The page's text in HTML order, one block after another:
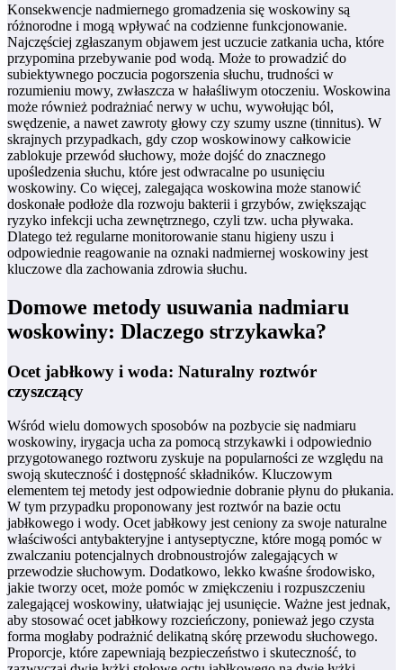
Konsekwencje nadmiernego gromadzenia się woskowiny są
różnorodne i mogą wpływać na codzienne funkcjonowanie.
Najczęściej zgłaszanym objawem jest uczucie zatkania ucha, które
przypomina przebywanie pod wodą. Może to prowadzić do
subiektywnego poczucia pogorszenia słuchu, trudności w
rozumieniu mowy, zwłaszcza w hałaśliwym otoczeniu. Woskowina
może również podrażniać nerwy w uchu, wywołując ból,
swędzenie, a nawet zawroty głowy czy szumy uszne (tinnitus). W
skrajnych przypadkach, gdy czop woskowinowy całkowicie
zablokuje przewód słuchowy, może dojść do znacznego
upośledzenia słuchu, które jest odwracalne po usunięciu
woskowiny. Co więcej, zalegająca woskowina może stanowić
doskonałe podłoże dla rozwoju bakterii i grzybów, zwiększając
ryzyko infekcji ucha zewnętrznego, czyli tzw. ucha pływaka.
Dlatego też regularne monitorowanie stanu higieny uszu i
odpowiednie reagowanie na oznaki nadmiernej woskowiny jest
kluczowe dla zachowania zdrowia słuchu.
Domowe metody usuwania nadmiaru
woskowiny: Dlaczego strzykawka?
Ocet jabłkowy i woda: Naturalny roztwór
czyszczący
Wśród wielu domowych sposobów na pozbycie się nadmiaru
woskowiny, irygacja ucha za pomocą strzykawki i odpowiednio
przygotowanego roztworu zyskuje na popularności ze względu na
swoją skuteczność i dostępność składników. Kluczowym
elementem tej metody jest odpowiednie dobranie płynu do płukania.
W tym przypadku proponowany jest roztwór na bazie octu
jabłkowego i wody. Ocet jabłkowy jest ceniony za swoje naturalne
właściwości antybakteryjne i antyseptyczne, które mogą pomóc w
zwalczaniu potencjalnych drobnoustrojów zalegających w
przewodzie słuchowym. Dodatkowo, lekko kwaśne środowisko,
jakie tworzy ocet, może pomóc w zmiękczeniu i rozpuszczeniu
zalegającej woskowiny, ułatwiając jej usunięcie. Ważne jest jednak,
aby stosować ocet jabłkowy rozcieńczony, ponieważ jego czysta
forma mogłaby podrażnić delikatną skórę przewodu słuchowego.
Proporcje, które zapewniają bezpieczeństwo i skuteczność, to